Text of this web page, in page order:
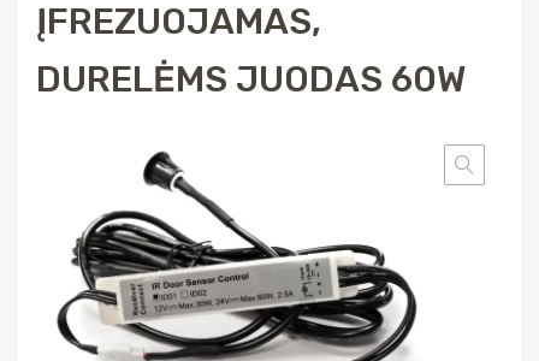
ĮFREZUOJAMAS,
DURELĖMS JUODAS 60W